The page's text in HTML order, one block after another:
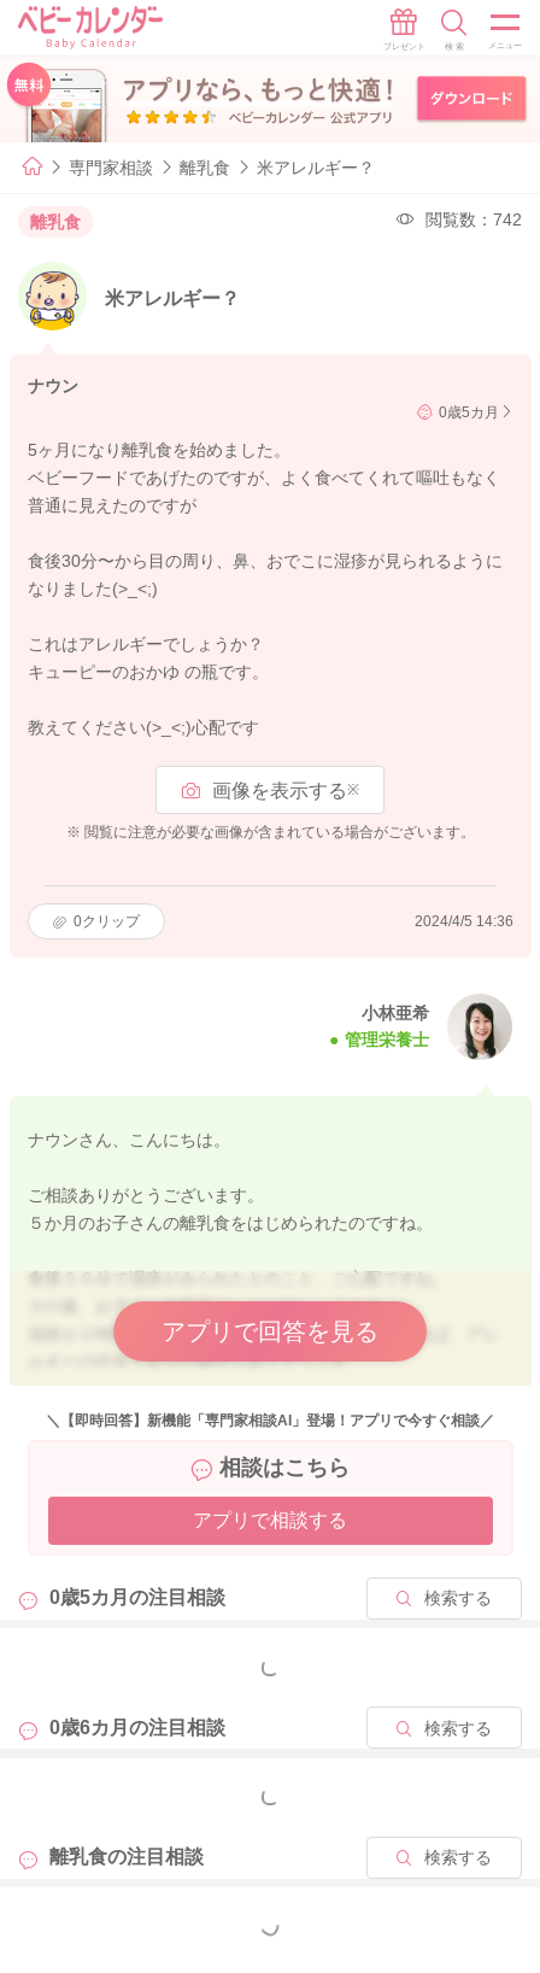
専門家相談 離乳食 米アレルギー？
離乳食 閲覧数：742
米アレルギー？
ナウン
0歳5カ月
5ヶ月になり離乳食を始めました。
ベビーフードであげたのですが、よく食べてくれて嘔吐もなく
普通に見えたのですが
食後30分〜から目の周り、鼻、おでこに湿疹が見られるように
なりました(>_<;)
これはアレルギーでしょうか？
キューピーのおかゆ の瓶です。
教えてください(>_<;)心配です
画像を表示する※
※ 閲覧に注意が必要な画像が含まれている場合がございます。
0クリップ 2024/4/5 14:36
小林亜希
管理栄養士
ナウンさん、こんにちは。
ご相談ありがとうございます。
５か月のお子さんの離乳食をはじめられたのですね。
食後３０分で湿疹がみられたとのこと、ご心配ですね。
その後、お子さんの様子はいかがでしょうか？
湿疹が２時間程度で消えてなくなったとのことであれば、アレ
ルギーの症状である可能性もありそうです。
一度、小児科でご相談いただくと安心だと思いますよ。
よろしくお願いします。
アプリで回答を見る
＼【即時回答】新機能「専門家相談AI」登場！アプリで今すぐ相談／
相談はこちら
アプリで相談する
0歳5カ月の注目相談 検索する
もっと見る
0歳6カ月の注目相談 検索する
もっと見る
離乳食の注目相談 検索する
もっと見る